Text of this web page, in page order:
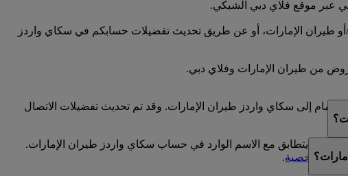
عبر موقع فلاي دبي الشبكي.
و/أو طيران الإمارات، أو عن طريق تحديث تفضيلات حسابكم في سكاي واردز
من طيران الإمارات وفلاي دبي.
إلى سكاي واردز طيران الإمارات. وقد تم تحديث تفضيلات الاتصال
لا يتطابق مع الاسم الوارد في حساب سكاي واردز طيران الإمارات.
الشخصية.